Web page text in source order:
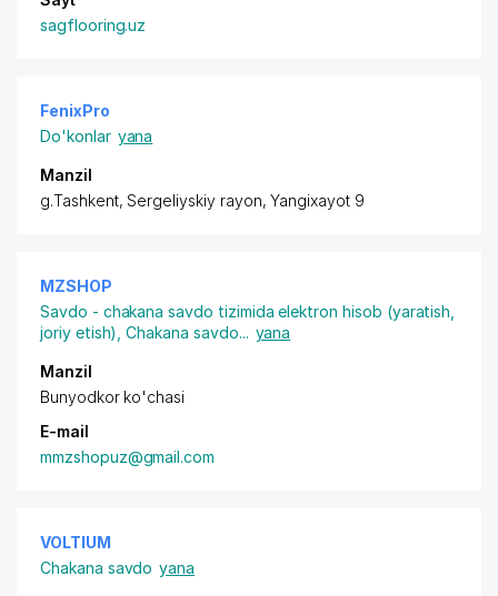
sagflooring.uz
FenixPro
Do'konlar yana
Manzil
g.Tashkent,Sergeliyskiy rayon, Yangixayot 9
MZSHOP
Savdo - chakana savdo tizimida elektron hisob (yaratish,
joriy etish) ,Chakana savdo... yana
Manzil
Bunyodkor ko'chasi
E-mail
mmzshopuz@gmail.com
VOLTIUM
Chakana savdo yana